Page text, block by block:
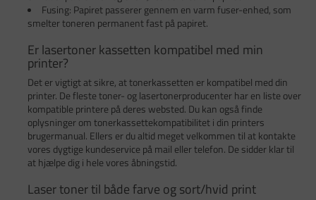
Fusing: Papiret passerer gennem en varm fuser-enhed, som
smelter toneren permanent fast på papiret.
Er lasertoner kassetten kompatibel med min
printer?
Det er vigtigt at sikre, at tonerkassetten er kompatibel med din
printer. De fleste toner- og lasertonerproducenter har en liste over
kompatible printere på deres websted. Du kan også finde
oplysninger om tonerkassettekompatibilitet i din printers
brugermanual. Ellers er du altid meget velkommen til at kontakte
vores dygtige kundeservice på mail eller telefon. De sidder klar til
at hjælpe dig i hele vores åbningstid.
Laser toner til både farve og sort/hvid print